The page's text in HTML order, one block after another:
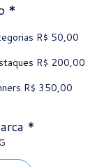
*
R$ 50,00
R$ 200,00
R$ 350,00
*